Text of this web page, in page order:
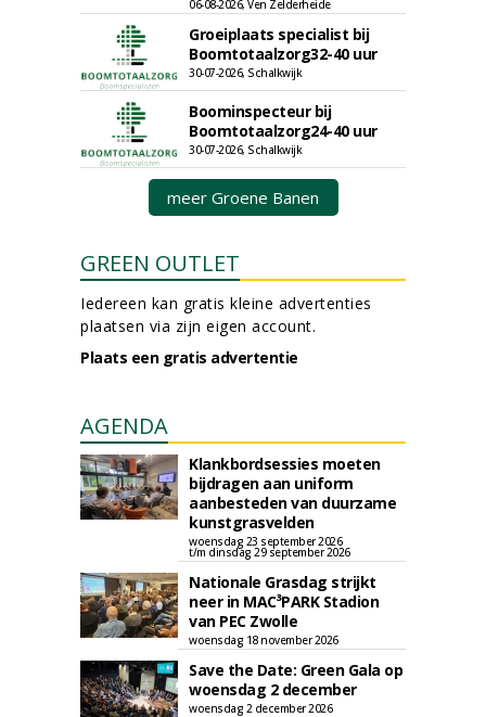
06-08-2026, Ven Zelderheide
Groeiplaats specialist bij
Boomtotaalzorg32-40 uur
30-07-2026, Schalkwijk
Boominspecteur bij
Boomtotaalzorg24-40 uur
30-07-2026, Schalkwijk
meer Groene Banen
GREEN OUTLET
Iedereen kan gratis kleine advertenties
plaatsen via zijn eigen account.
Plaats een gratis advertentie
AGENDA
Klankbordsessies moeten
bijdragen aan uniform
aanbesteden van duurzame
kunstgrasvelden
woensdag 23 september 2026
t/m dinsdag 29 september 2026
Nationale Grasdag strijkt
neer in MAC³PARK Stadion
van PEC Zwolle
woensdag 18 november 2026
Save the Date: Green Gala op
woensdag 2 december
woensdag 2 december 2026